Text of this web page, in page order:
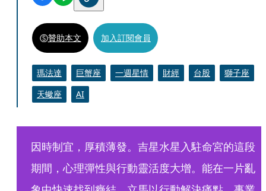
贊助本文 加入訂閱會員
瑪法達 巨蟹座 一週星情 財經 台股
獅子座
天蠍座
AI
因時制宜，厚積薄發。吉星水星入駐命宮的這段
期間，心理彈性與行動靈活度大增。能在一片亂